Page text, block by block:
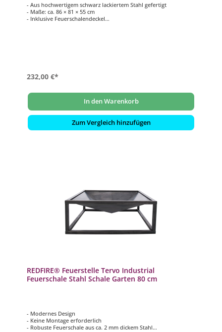
- Aus hochwertigem schwarz lackiertem Stahl gefertigt
- Maße: ca. 86 × 81 × 55 cm
- Inklusive Feuerschalendeckel
232,00 €*
In den Warenkorb
Zum Vergleich hinzufügen
REDFIRE® Feuerstelle Tervo Industrial
Feuerschale Stahl Schale Garten 80 cm
- Modernes Design
- Keine Montage erforderlich
- Robuste Feuerschale aus ca. 2 mm dickem Stahl